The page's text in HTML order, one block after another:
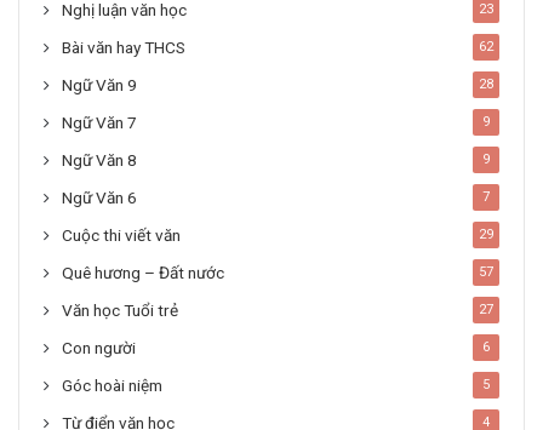
Nghị luận văn học 23
Bài văn hay THCS 62
Ngữ Văn 9 28
Ngữ Văn 7 9
Ngữ Văn 8 9
Ngữ Văn 6 7
Cuộc thi viết văn 29
Quê hương – Đất nước 57
Văn học Tuổi trẻ 27
Con người 6
Góc hoài niệm 5
Từ điển văn học 4